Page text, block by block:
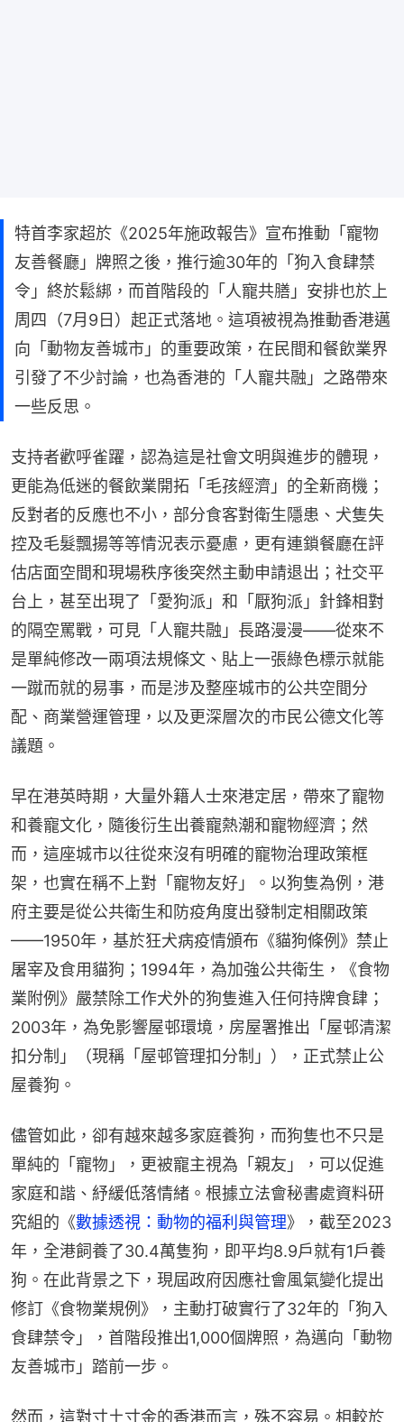
特首李家超於《2025年施政報告》宣布推動「寵物
友善餐廳」牌照之後，推行逾30年的「狗入食肆禁
令」終於鬆綁，而首階段的「人寵共膳」安排也於上
周四（7月9日）起正式落地。這項被視為推動香港邁
向「動物友善城市」的重要政策，在民間和餐飲業界
引發了不少討論，也為香港的「人寵共融」之路帶來
一些反思。
支持者歡呼雀躍，認為這是社會文明與進步的體現，
更能為低迷的餐飲業開拓「毛孩經濟」的全新商機；
反對者的反應也不小，部分食客對衛生隱患、犬隻失
控及毛髮飄揚等等情況表示憂慮，更有連鎖餐廳在評
估店面空間和現場秩序後突然主動申請退出；社交平
台上，甚至出現了「愛狗派」和「厭狗派」針鋒相對
的隔空罵戰，可見「人寵共融」長路漫漫——從來不
是單純修改一兩項法規條文、貼上一張綠色標示就能
一蹴而就的易事，而是涉及整座城市的公共空間分
配、商業營運管理，以及更深層次的市民公德文化等
議題。
早在港英時期，大量外籍人士來港定居，帶來了寵物
和養寵文化，隨後衍生出養寵熱潮和寵物經濟；然
而，這座城市以往從來沒有明確的寵物治理政策框
架，也實在稱不上對「寵物友好」。以狗隻為例，港
府主要是從公共衛生和防疫角度出發制定相關政策
——1950年，基於狂犬病疫情頒布《貓狗條例》禁止
屠宰及食用貓狗；1994年，為加強公共衛生，《食物
業附例》嚴禁除工作犬外的狗隻進入任何持牌食肆；
2003年，為免影響屋邨環境，房屋署推出「屋邨清潔
扣分制」（現稱「屋邨管理扣分制」），正式禁止公
屋養狗。
儘管如此，卻有越來越多家庭養狗，而狗隻也不只是
單純的「寵物」，更被寵主視為「親友」，可以促進
家庭和諧、紓緩低落情緒。根據立法會秘書處資料研
究組的《數據透視：動物的福利與管理》，截至2023
年，全港飼養了30.4萬隻狗，即平均8.9戶就有1戶養
狗。在此背景之下，現屆政府因應社會風氣變化提出
修訂《食物業規例》，主動打破實行了32年的「狗入
食肆禁令」，首階段推出1,000個牌照，為邁向「動物
友善城市」踏前一步。
然而，這對寸土寸金的香港而言，殊不容易。相較於